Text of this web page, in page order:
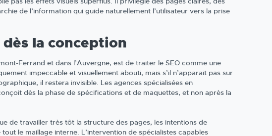
de l’information qui guide naturellement l’utilisateur vers la prise
la conception
Ferrand et dans l’Auvergne, est de traiter le SEO comme une
impeccable et visuellement abouti, mais s’il n’apparait pas sur
il restera invisible. Les agences spécialisées en
dès la phase de spécifications et de maquettes, et non après la
de travailler très tôt la structure des pages, les intentions de
le maillage interne. L’intervention de spécialistes capables